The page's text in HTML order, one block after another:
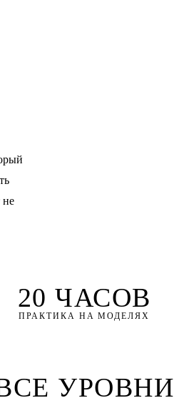
не
20 ЧАСОВ
ПРАКТИКА НА МОДЕЛЯХ
УРОВНИ